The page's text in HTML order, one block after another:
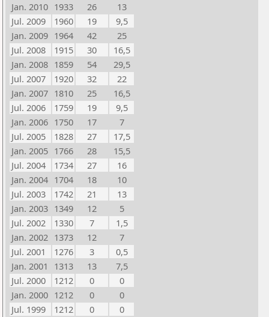
Jan. 2010 1933 26
13
Jul. 2009
1960 19
9,5
Jan. 2009 1964 42
25
Jul. 2008
1915 30
16,5
Jan. 2008 1859 54
29,5
Jul. 2007
1920 32
22
Jan. 2007 1810 25
16,5
Jul. 2006
1759 19
9,5
Jan. 2006 1750 17
7
Jul. 2005
1828 27
17,5
Jan. 2005 1766 28
15,5
Jul. 2004
1734 27
16
Jan. 2004 1704 18
10
Jul. 2003
1742 21
13
Jan. 2003 1349 12
5
Jul. 2002
1330 7
1,5
Jan. 2002 1373 12
7
Jul. 2001
1276 3
0,5
Jan. 2001
1313 13
7,5
Jul. 2000
1212 0
0
Jan. 2000 1212 0
0
Jul. 1999
1212 0
0